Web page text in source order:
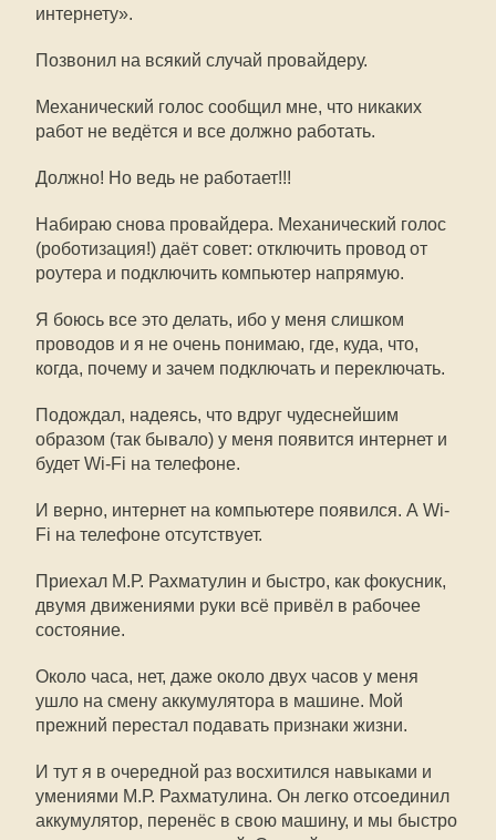
интернету».
Позвонил на всякий случай провайдеру.
Механический голос сообщил мне, что никаких
работ не ведётся и все должно работать.
Должно! Но ведь не работает!!!
Набираю снова провайдера. Механический голос
(роботизация!) даёт совет: отключить провод от
роутера и подключить компьютер напрямую.
Я боюсь все это делать, ибо у меня слишком
проводов и я не очень понимаю, где, куда, что,
когда, почему и зачем подключать и переключать.
Подождал, надеясь, что вдруг чудеснейшим
образом (так бывало) у меня появится интернет и
будет Wi-Fi на телефоне.
И верно, интернет на компьютере появился. А Wi-
Fi на телефоне отсутствует.
Приехал М.Р. Рахматулин и быстро, как фокусник,
двумя движениями руки всё привёл в рабочее
состояние.
Около часа, нет, даже около двух часов у меня
ушло на смену аккумулятора в машине. Мой
прежний перестал подавать признаки жизни.
И тут я в очередной раз восхитился навыками и
умениями М.Р. Рахматулина. Он легко отсоединил
аккумулятор, перенёс в свою машину, и мы быстро